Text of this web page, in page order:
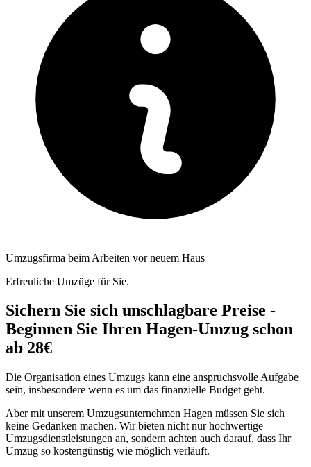
Umzugsfirma beim Arbeiten vor neuem Haus
Erfreuliche Umzüge für Sie.
Sichern Sie sich unschlagbare Preise -
Beginnen Sie Ihren Hagen-Umzug schon
ab 28€
Die Organisation eines Umzugs kann eine anspruchsvolle Aufgabe
sein, insbesondere wenn es um das finanzielle Budget geht.
Aber mit unserem Umzugsunternehmen Hagen müssen Sie sich
keine Gedanken machen. Wir bieten nicht nur hochwertige
Umzugsdienstleistungen an, sondern achten auch darauf, dass Ihr
Umzug so kostengünstig wie möglich verläuft.